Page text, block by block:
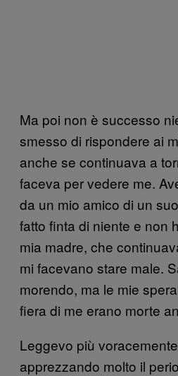
Ma poi non è successo
smesso di rispondere ai
anche se continuava a
faceva per vedere me.
da un mio amico di un
fatto finta di niente e non
mia madre, che
mi facevano stare male.
morendo, ma le mie
fiera di me erano morte
Leggevo più
apprezzando molto il